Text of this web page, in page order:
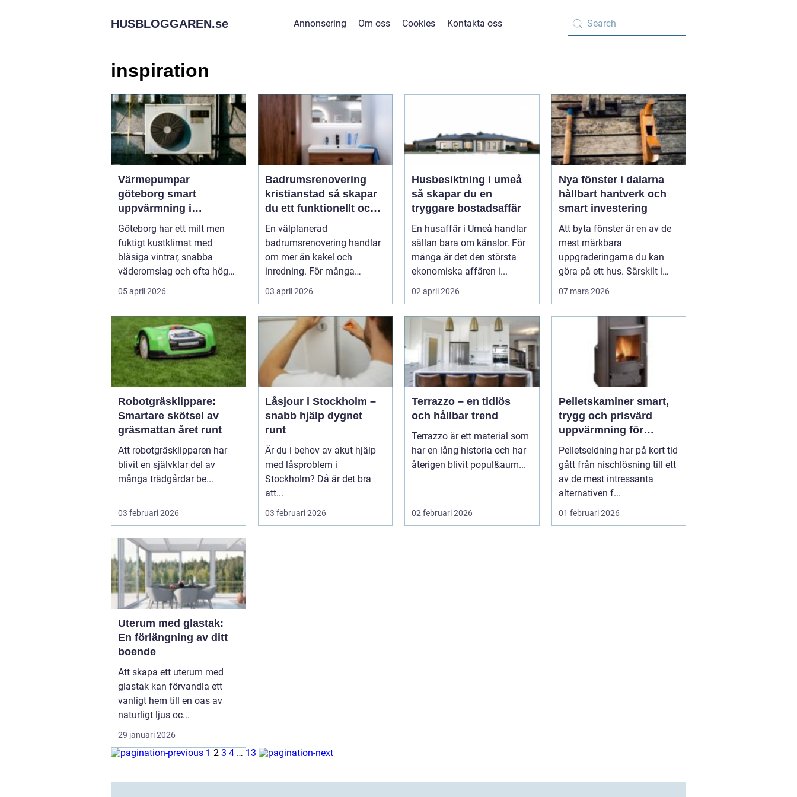
HUSBLOGGAREN.se Annonsering Om oss Cookies Kontakta oss
inspiration
Värmepumpar
göteborg smart
uppvärmning i
kustklimat
Göteborg har ett milt men
fuktigt kustklimat med
blåsiga vintrar, snabba
väderomslag och ofta hög
lu...
05 april 2026
Badrumsrenovering
kristianstad så skapar
du ett funktionellt och
hållbart badrum
En välplanerad
badrumsrenovering handlar
om mer än kakel och
inredning. För många
hushåll runt Krist...
03 april 2026
Husbesiktning i umeå
så skapar du en
tryggare bostadsaffär
En husaffär i Umeå handlar
sällan bara om känslor. För
många är det den största
ekonomiska affären i...
02 april 2026
Nya fönster i dalarna
hållbart hantverk och
smart investering
Att byta fönster är en av de
mest märkbara
uppgraderingarna du kan
göra på ett hus. Särskilt i
Dalar...
07 mars 2026
Robotgräsklippare:
Smartare skötsel av
gräsmattan året runt
Att robotgräsklipparen har
blivit en självklar del av
många trädgårdar be...
03 februari 2026
Låsjour i Stockholm –
snabb hjälp dygnet
runt
Är du i behov av akut hjälp
med låsproblem i
Stockholm? Då är det bra
att...
03 februari 2026
Terrazzo – en tidlös
och hållbar trend
Terrazzo är ett material som
har en lång historia och har
återigen blivit popul&aum...
02 februari 2026
Pelletskaminer smart,
trygg och prisvärd
uppvärmning för
moderna hem
Pelletseldning har på kort tid
gått från nischlösning till ett
av de mest intressanta
alternativen f...
01 februari 2026
Uterum med glastak:
En förlängning av ditt
boende
Att skapa ett uterum med
glastak kan förvandla ett
vanligt hem till en oas av
naturligt ljus oc...
29 januari 2026
1 2 3 4 … 13